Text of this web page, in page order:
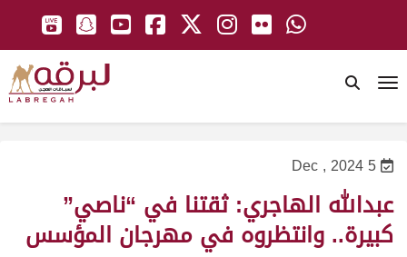
5 Dec , 2024
عبدالله الهاجري: ثقتنا في “ناصي”
كبيرة.. وانتظروه في مهرجان المؤسس